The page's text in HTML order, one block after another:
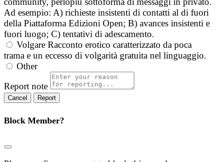
Ad esempio: A) richieste insistenti di contatti al di fuori
della Piattaforma Edizioni Open; B) avances insistenti e
fuori luogo; C) tentativi di adescamento.
Volgare Racconto erotico caratterizzato da poca
trama e un eccesso di volgarità gratuita nel linguaggio.
Other
Report note
Report
Block Member?